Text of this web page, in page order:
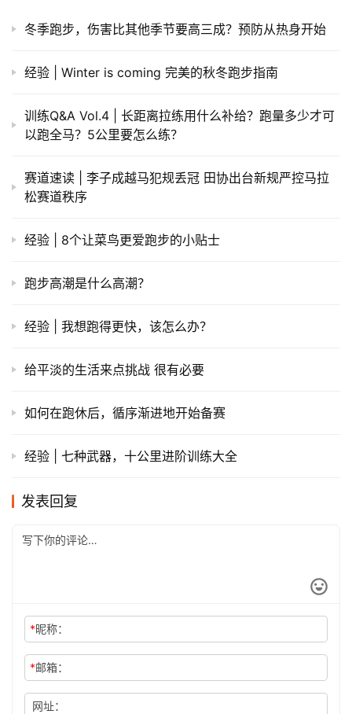
冬季跑步，伤害比其他季节要高三成？预防从热身开始
经验 | Winter is coming 完美的秋冬跑步指南
训练Q&A Vol.4 | 长距离拉练用什么补给？跑量多少才可
以跑全马？5公里要怎么练？
赛道速读 | 李子成越马犯规丢冠 田协出台新规严控马拉
松赛道秩序
经验 | 8个让菜鸟更爱跑步的小贴士
跑步高潮是什么高潮？
经验 | 我想跑得更快，该怎么办？
给平淡的生活来点挑战 很有必要
如何在跑休后，循序渐进地开始备赛
经验 | 七种武器，十公里进阶训练大全
发表回复
*昵称：
*邮箱：
网址：